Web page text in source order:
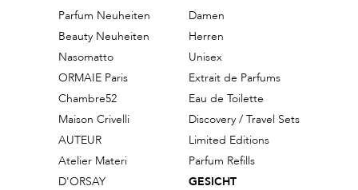
Parfum Neuheiten
Beauty Neuheiten
Nasomatto
ORMAIE Paris
Chambre52
Maison Crivelli
AUTEUR
Atelier Materi
D'ORSAY
Damen
Herren
Unisex
Extrait de Parfums
Eau de Toilette
Discovery / Travel Sets
Limited Editions
Parfum Refills
GESICHT